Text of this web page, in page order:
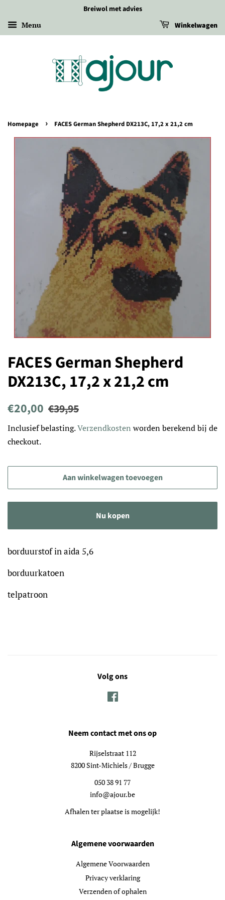
Breiwol met advies
Menu Winkelwagen
Homepage › FACES German Shepherd DX213C, 17,2 x 21,2 cm
FACES German Shepherd
DX213C, 17,2 x 21,2 cm
Normale
€20,00 Aanbiedingsprijs
€39,95
Inclusief belasting.Verzendkosten worden berekend bij de
checkout.
Aan winkelwagen toevoegen
Nu kopen
borduurstof in aida 5,6
borduurkatoen
telpatroon
Volg ons
Neem contact met ons op
Rijselstraat 112
8200 Sint-Michiels / Brugge
050 38 91 77
info@ajour.be
Afhalen ter plaatse is mogelijk!
Algemene voorwaarden
Algemene Voorwaarden
Privacy verklaring
Verzenden of ophalen